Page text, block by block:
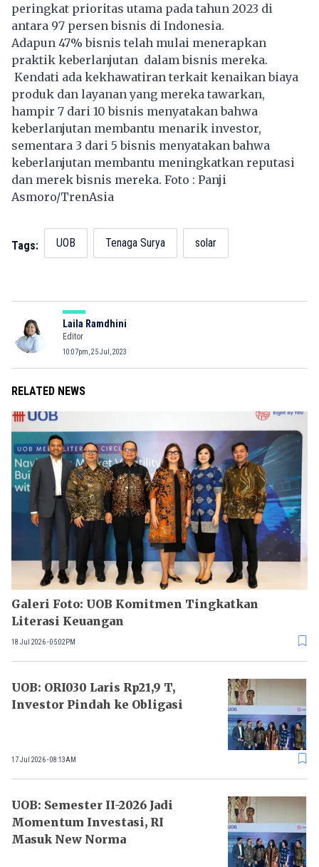
peringkat prioritas utama pada tahun 2023 di
antara 97 persen bisnis di Indonesia.
Adapun 47% bisnis telah mulai menerapkan
praktik keberlanjutan dalam bisnis mereka.
Kendati ada kekhawatiran terkait kenaikan biaya
produk dan layanan yang mereka tawarkan,
hampir 7 dari 10 bisnis menyatakan bahwa
keberlanjutan membantu menarik investor,
sementara 3 dari 5 bisnis menyatakan bahwa
keberlanjutan membantu meningkatkan reputasi
dan merek bisnis mereka. Foto : Panji
Asmoro/TrenAsia
Tags: UOB Tenaga Surya solar
Laila Ramdhini
Editor
10:07pm, 25 Jul, 2023
RELATED NEWS
Galeri Foto: UOB Komitmen Tingkatkan
Literasi Keuangan
18 Jul 2026 - 05:02PM
UOB: ORI030 Laris Rp21,9 T,
Investor Pindah ke Obligasi
17 Jul 2026 - 08:13AM
UOB: Semester II-2026 Jadi
Momentum Investasi, RI
Masuk New Norma